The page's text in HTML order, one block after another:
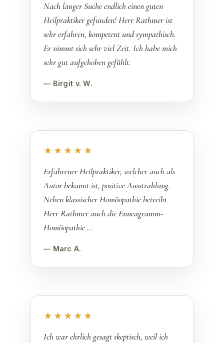
Nach langer Suche endlich einen guten
Heilpraktiker gefunden! Herr Rathmer ist
sehr erfahren, kompetent und sympathisch.
Er nimmt sich sehr viel Zeit. Ich habe mich
sehr gut aufgehoben gefühlt.
— Birgit v. W.
★★★★★
Erfahrener Heilpraktiker, welcher auch als
Autor bekannt ist, positive Ausstrahlung.
Neben klassischer Homöopathie betreibt
Herr Rathmer auch die Enneagramm-
Homöopathie …
— Marc A.
★★★★★
Ich war ehrlich gesagt skeptisch, weil ich